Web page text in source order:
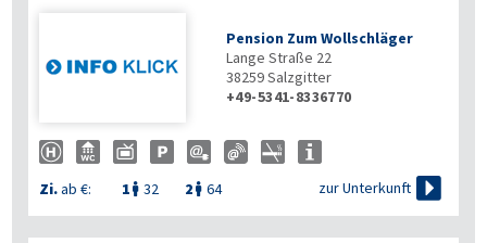
Pension Zum Wollschläger
Lange Straße 22
38259Salzgitter
+49-5341-8336770
Zi.ab €: 1  32 2  64 zur Unterkunft 